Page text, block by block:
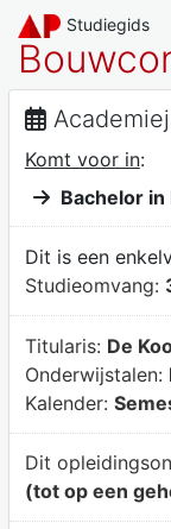
Studiegids
Komt voor in:
Bachelor
Dit is een
Studieomvang:
Titularis: De
Onderwijstalen:
Kalender:
Dit
(tot op een